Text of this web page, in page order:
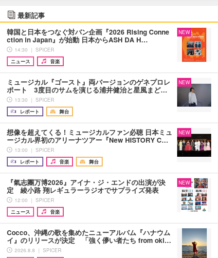
最新記事
韓国と日本をつなぐ対バン企画『2026 Rising Conne
ction in Japan』が始動 日本からASH DA H…
14:30 ｜ SPICER
ニュース
音楽
NEW
ミュージカル『ゴースト』両バージョンのゲネプロレ
ポート 3度目のサムを演じる浦井健治と星風まど…
13:30 ｜ SPICER
レポート
舞台
NEW
想像を超えてくる！ミュージカルファン必聴 日本ミュ
ージカル界初のアリーナツアー『New HISTORY C…
13:00 ｜ SPICER
レポート
音楽 舞台
NEW
『氣志團万博2026』アイナ・ジ・エンドの出演が決
定 綾小路 翔レギュラーラジオでサプライズ発表
12:00 ｜ SPICER
ニュース
音楽
NEW
Cocco、沖縄の歌を集めたニューアルバム『ハナウム
イ』のリリースが決定 「強く儚い者たち from oki…
2026.8.8 ｜ SPICER